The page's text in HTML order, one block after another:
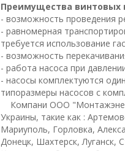
Преимущества винтовых
- возможность проведения
- равномерная
требуется использование
- возможность
- работа насоса при
- насосы комплектуются
типоразмеры насосов с
Компани ООО
Украины, такие как :
Мариуполь, Горловка,
Донецк, Шахтерск, Луганск,